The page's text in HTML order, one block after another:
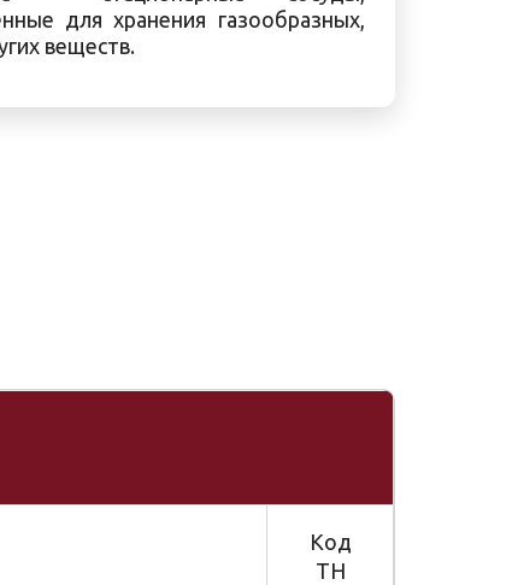
для хранения газообразных,
веществ.
Код
ТН